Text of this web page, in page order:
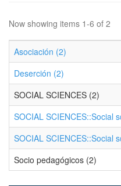
Now showing items 1-6 of 2
Asociación (2)
Deserción (2)
SOCIAL SCIENCES (2)
SOCIAL SCIENCES::Social
SOCIAL SCIENCES::Social
Socio pedagógicos (2)